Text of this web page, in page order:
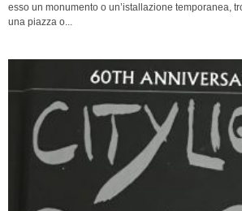
esso un monumento o un’istallazione temporanea,
una piazza o...